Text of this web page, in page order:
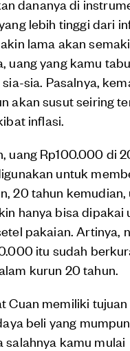
dananya di
lebih tinggi dari
lama akan
uang yang kamu
sia. Pasalnya,
akan susut seiring
inflasi.
uang Rp100.000 di
untuk
20 tahun kemudian,
hanya bisa dipakai
pakaian. Artinya,
itu sudah
kurun 20 tahun.
Cuan memiliki
beli yang
salahnya kamu mulai